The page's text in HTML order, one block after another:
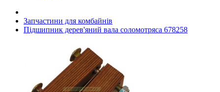
Запчастини для комбайнів
Підшипник дерев'яний вала соломотряса 678258